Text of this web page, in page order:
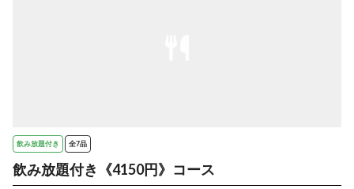
飲み放題付き 全7品
飲み放題付き《4150円》コース